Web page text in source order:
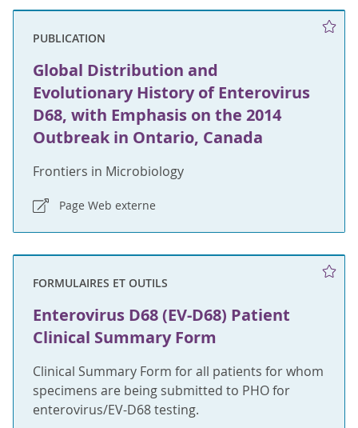
PUBLICATION
Global Distribution and
Evolutionary History of Enterovirus
D68, with Emphasis on the 2014
Outbreak in Ontario, Canada
Frontiers in Microbiology
Page Web externe
FORMULAIRES ET OUTILS
Enterovirus D68 (EV-D68) Patient
Clinical Summary Form
Clinical Summary Form for all patients for whom
specimens are being submitted to PHO for
enterovirus/EV-D68 testing.